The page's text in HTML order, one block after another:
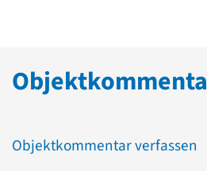
Objektkommentar verfassen